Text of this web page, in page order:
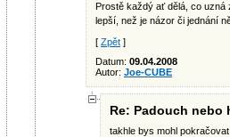
Prostě každý ať dělá, co uzná
lepší, než je názor či jednání
[ Zpět ]
Datum: 09.04.2008
Autor: Joe-CUBE
Re: Padouch nebo
takhle bys mohl